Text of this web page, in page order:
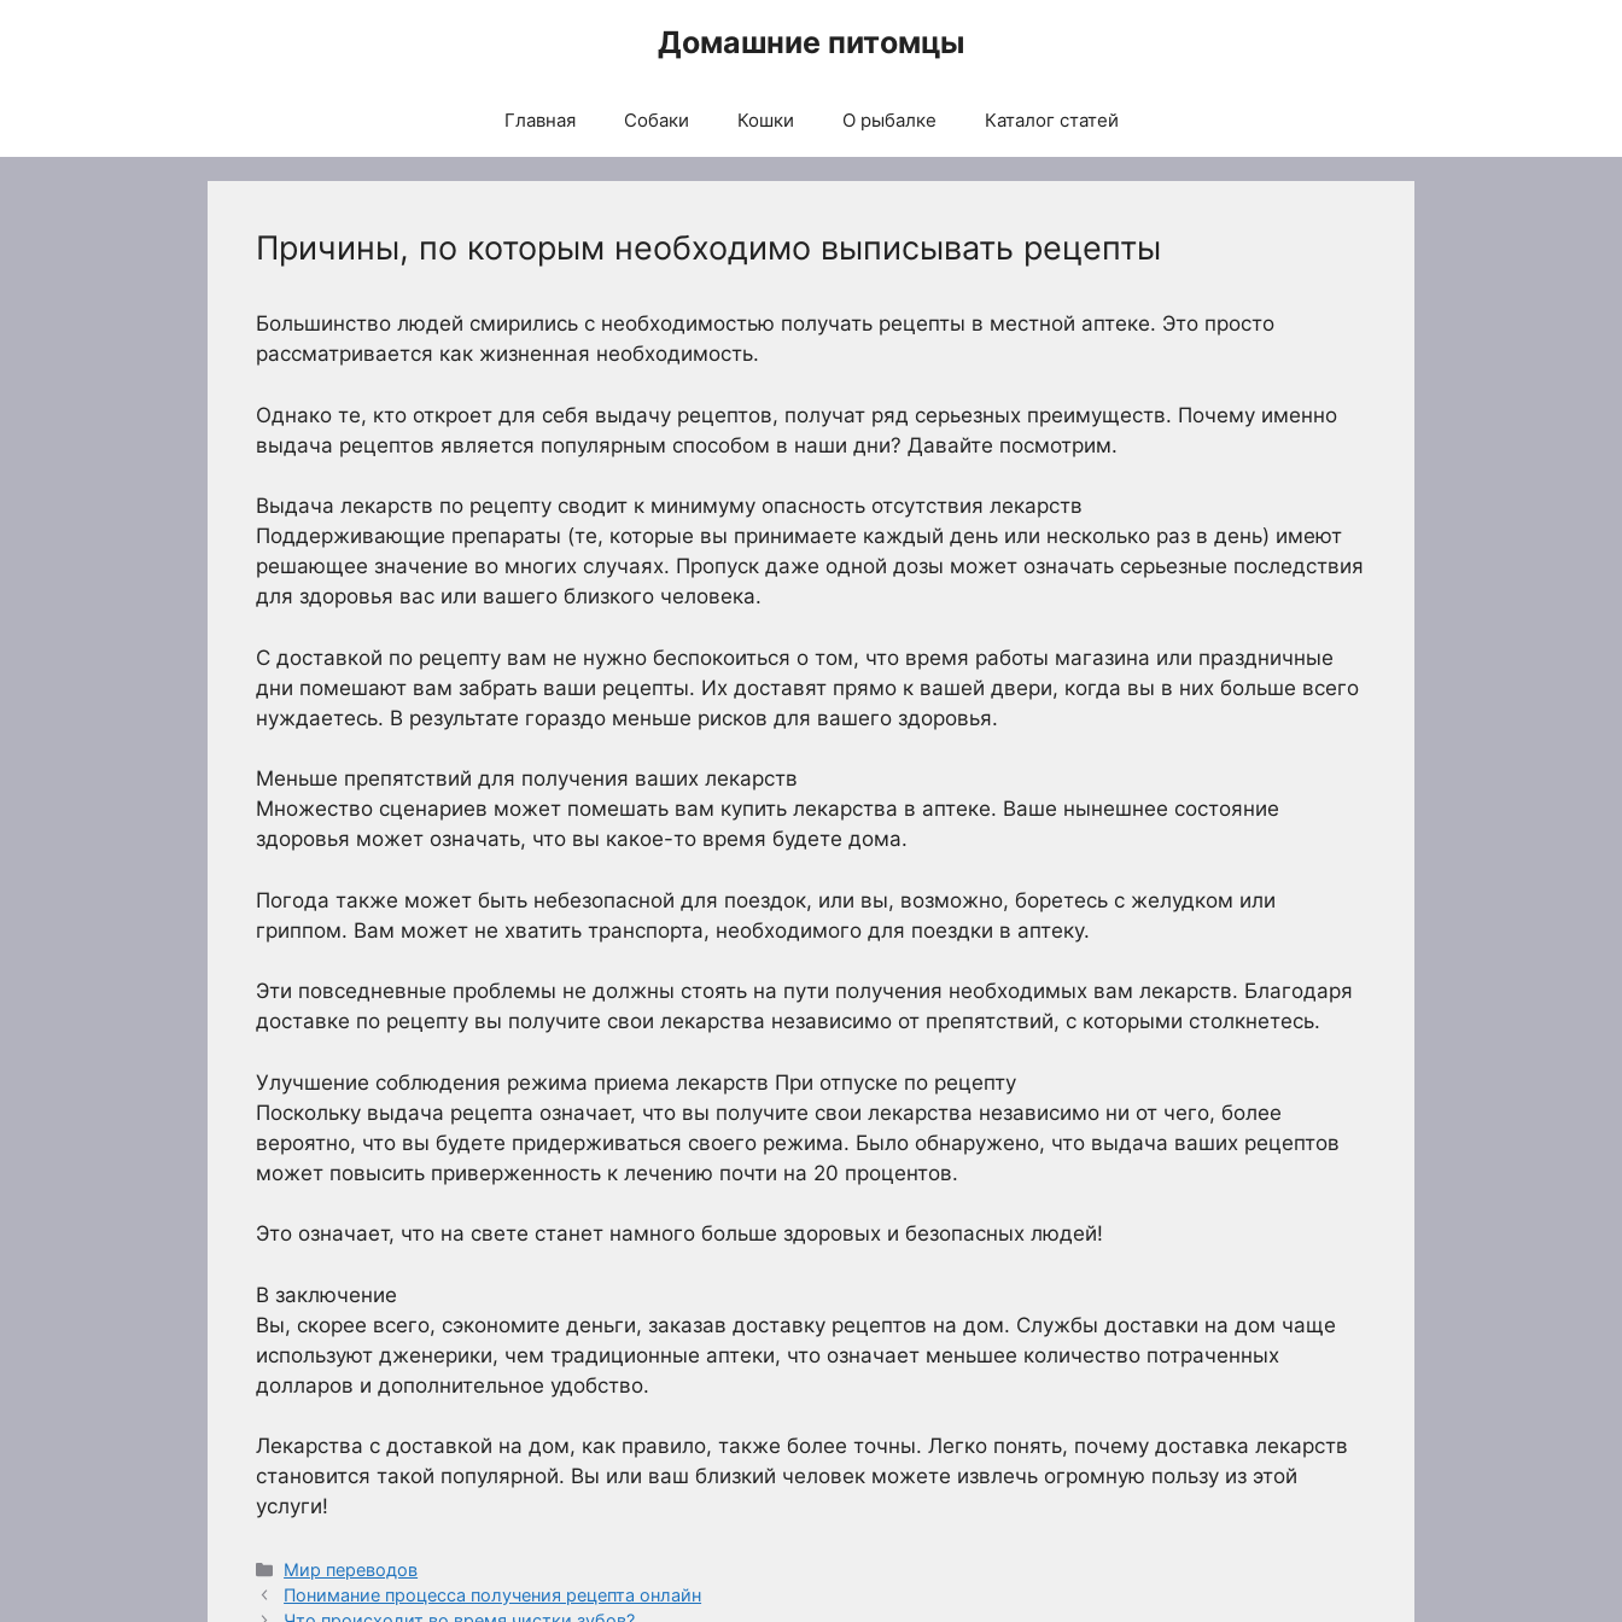
Домашние питомцы
Главная Собаки Кошки О рыбалке Каталог статей
Причины, по которым необходимо выписывать рецепты
Большинство людей смирились с необходимостью получать рецепты в местной аптеке. Это просто
рассматривается как жизненная необходимость.
Однако те, кто откроет для себя выдачу рецептов, получат ряд серьезных преимуществ. Почему именно
выдача рецептов является популярным способом в наши дни? Давайте посмотрим.
Выдача лекарств по рецепту сводит к минимуму опасность отсутствия лекарств
Поддерживающие препараты (те, которые вы принимаете каждый день или несколько раз в день) имеют
решающее значение во многих случаях. Пропуск даже одной дозы может означать серьезные последствия
для здоровья вас или вашего близкого человека.
С доставкой по рецепту вам не нужно беспокоиться о том, что время работы магазина или праздничные
дни помешают вам забрать ваши рецепты. Их доставят прямо к вашей двери, когда вы в них больше всего
нуждаетесь. В результате гораздо меньше рисков для вашего здоровья.
Меньше препятствий для получения ваших лекарств
Множество сценариев может помешать вам купить лекарства в аптеке. Ваше нынешнее состояние
здоровья может означать, что вы какое-то время будете дома.
Погода также может быть небезопасной для поездок, или вы, возможно, боретесь с желудком или
гриппом. Вам может не хватить транспорта, необходимого для поездки в аптеку.
Эти повседневные проблемы не должны стоять на пути получения необходимых вам лекарств. Благодаря
доставке по рецепту вы получите свои лекарства независимо от препятствий, с которыми столкнетесь.
Улучшение соблюдения режима приема лекарств При отпуске по рецепту
Поскольку выдача рецепта означает, что вы получите свои лекарства независимо ни от чего, более
вероятно, что вы будете придерживаться своего режима. Было обнаружено, что выдача ваших рецептов
может повысить приверженность к лечению почти на 20 процентов.
Это означает, что на свете станет намного больше здоровых и безопасных людей!
В заключение
Вы, скорее всего, сэкономите деньги, заказав доставку рецептов на дом. Службы доставки на дом чаще
используют дженерики, чем традиционные аптеки, что означает меньшее количество потраченных
долларов и дополнительное удобство.
Лекарства с доставкой на дом, как правило, также более точны. Легко понять, почему доставка лекарств
становится такой популярной. Вы или ваш близкий человек можете извлечь огромную пользу из этой
услуги!
Рубрики
Мир переводов
Понимание процесса получения рецепта онлайн